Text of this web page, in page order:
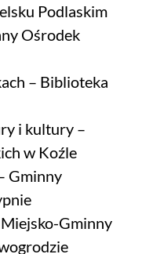
Podlaskim
Ośrodek
– Biblioteka
i kultury –
w Koźle
Gminny
Gminny